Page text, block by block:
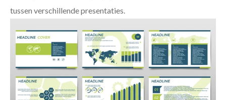
tussen verschillende presentaties.